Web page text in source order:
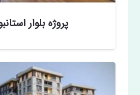
پروژه بلوار